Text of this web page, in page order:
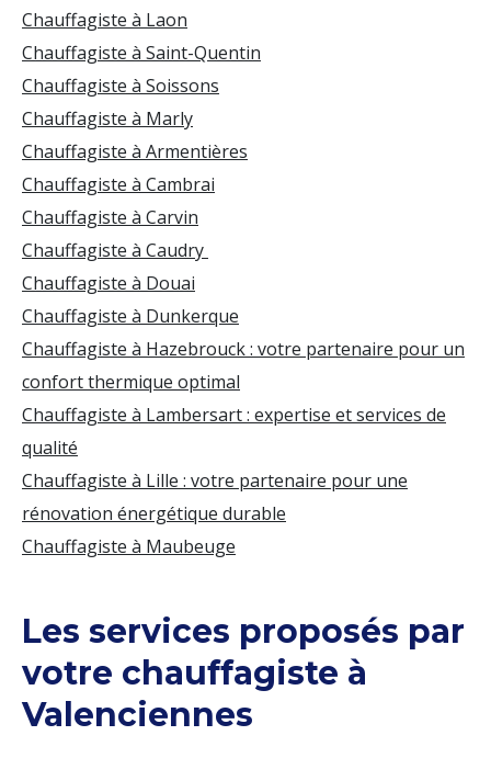
Chauffagiste à Laon
Chauffagiste à Saint-Quentin
Chauffagiste à Soissons
Chauffagiste à Marly
Chauffagiste à Armentières
Chauffagiste à Cambrai
Chauffagiste à Carvin
Chauffagiste à Caudry
Chauffagiste à Douai
Chauffagiste à Dunkerque
Chauffagiste à Hazebrouck : votre partenaire pour un
confort thermique optimal
Chauffagiste à Lambersart : expertise et services de
qualité
Chauffagiste à Lille : votre partenaire pour une
rénovation énergétique durable
Chauffagiste à Maubeuge
Les services proposés par
votre chauffagiste à
Valenciennes